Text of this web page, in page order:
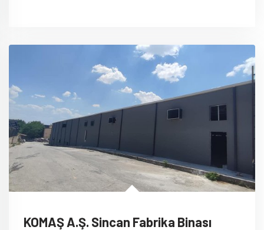
KOMAŞ A.Ş. Sincan Fabrika Binası